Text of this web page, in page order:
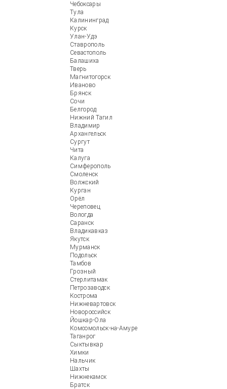
Чебоксары
Тула
Калининград
Курск
Улан-Удэ
Ставрополь
Севастополь
Балашиха
Тверь
Магнитогорск
Иваново
Брянск
Сочи
Белгород
Нижний Тагил
Владимир
Архангельск
Сургут
Чита
Калуга
Симферополь
Смоленск
Волжский
Курган
Орёл
Череповец
Вологда
Саранск
Владикавказ
Якутск
Мурманск
Подольск
Тамбов
Грозный
Стерлитамак
Петрозаводск
Кострома
Нижневартовск
Новороссийск
Йошкар-Ола
Комсомольск-на-Амуре
Таганрог
Сыктывкар
Химки
Нальчик
Шахты
Нижнекамск
Братск